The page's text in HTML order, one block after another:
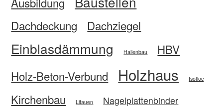
Dachdeckung Dachziegel
Einblasdämmung Hallenbau
HBV
Holz-Beton-Verbund
Holzhaus Isofloc
Kirchenbau Litauen
Nagelplattenbinder